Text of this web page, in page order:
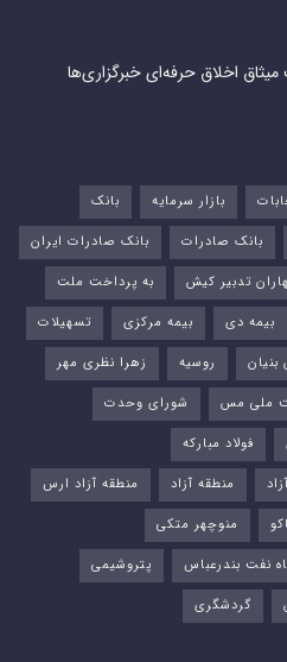
اخلاق حرفه‌ای خبرگزاری‌ها
بازار سرمایه
بانک
بانک صادرات
بانک صادرات ایران
تدبیر کیش
به پرداخت ملت
بیمه دی بیمه مرکزی
تسهیلات
روسیه
زهرا نظری مهر
ملی مس
شورای وحدت
فولاد مبارکه
منطقه آزاد
منطقه آزاد ارس
منوچهر متکی
نفت بندرعباس
پتروشیمی
گردشگری